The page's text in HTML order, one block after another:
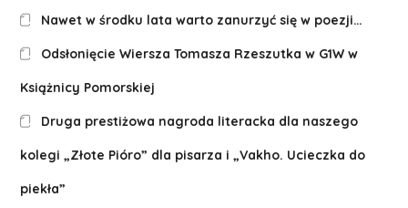
Nawet w środku lata warto zanurzyć się w poezji…
Odsłonięcie Wiersza Tomasza Rzeszutka w G1W w
Książnicy Pomorskiej
Druga prestiżowa nagroda literacka dla naszego
kolegi „Złote Pióro” dla pisarza i „Vakho. Ucieczka do
piekła”